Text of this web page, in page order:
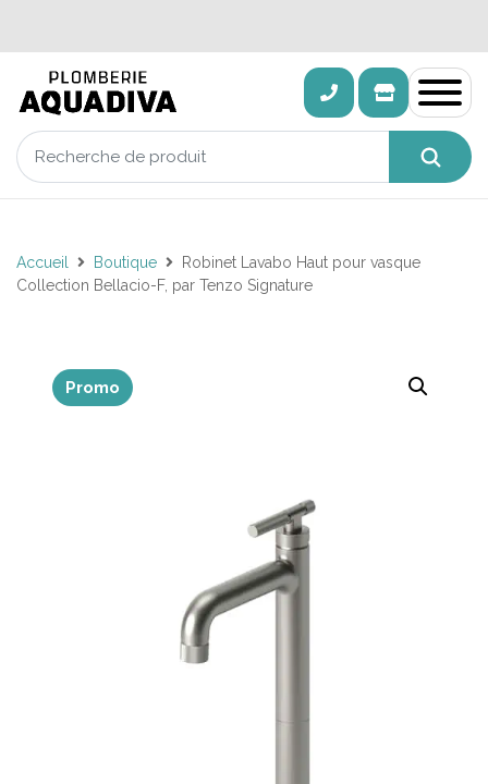
Accueil Boutique
Robinet Lavabo Haut pour vasque
Collection Bellacio-F, par Tenzo Signature
Promo